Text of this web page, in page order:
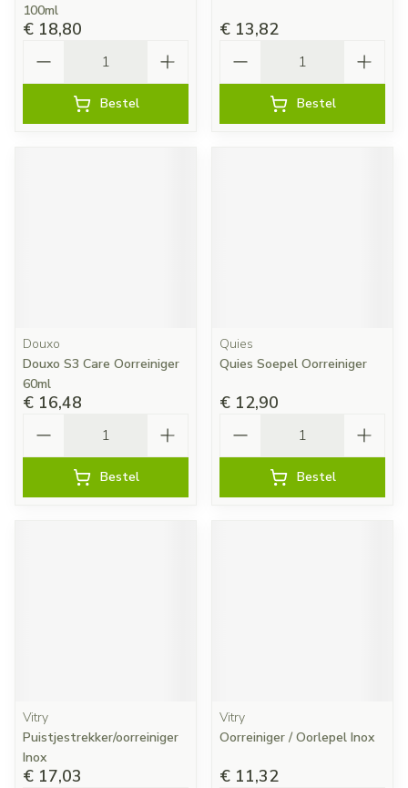
100ml
€ 18,80
Bestel
€ 13,82
Bestel
Douxo
Douxo S3 Care Oorreiniger
60ml
€ 16,48
Bestel
Quies
Quies Soepel Oorreiniger
€ 12,90
Bestel
Vitry
Puistjestrekker/oorreiniger
Inox
€ 17,03
Vitry
Oorreiniger / Oorlepel Inox
€ 11,32